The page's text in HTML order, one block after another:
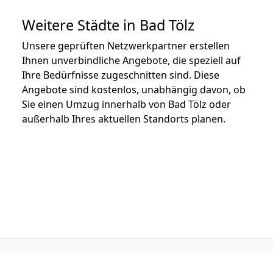
Weitere Städte in Bad Tölz
Unsere geprüften Netzwerkpartner erstellen
Ihnen unverbindliche Angebote, die speziell auf
Ihre Bedürfnisse zugeschnitten sind. Diese
Angebote sind kostenlos, unabhängig davon, ob
Sie einen Umzug innerhalb von Bad Tölz oder
außerhalb Ihres aktuellen Standorts planen.